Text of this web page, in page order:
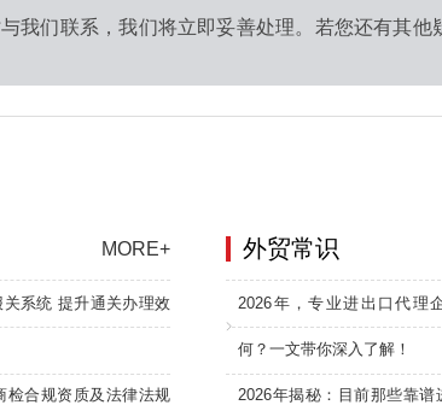
我们联系，我们将立即妥善处理。若您还有其他
外贸常识
2026年，专业进出口代理
何？一文带你深入了解！
2026年揭秘：目前那些靠谱
MORE+
系统 提升通关办理效
检合规资质及法律法规